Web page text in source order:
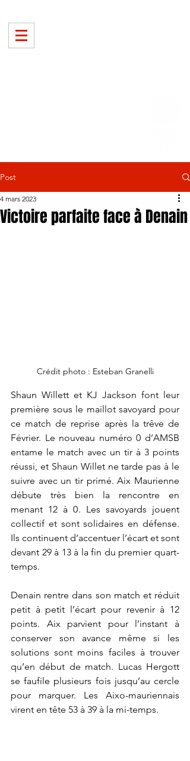
Post
Victoire parfaite face à Denain
4 mars 2023
Crédit photo : Esteban Granelli
Shaun Willett et KJ Jackson font leur
première sous le maillot savoyard pour
ce match de reprise après la trêve de
Février. Le nouveau numéro 0 d’AMSB
entame le match avec un tir à 3 points
réussi, et Shaun Willet ne tarde pas à le
suivre avec un tir primé. Aix Maurienne
débute très bien la rencontre en
menant 12 à 0. Les savoyards jouent
collectif et sont solidaires en défense.
Ils continuent d’accentuer l’écart et sont
devant 29 à 13 à la fin du premier quart-
temps.
Denain rentre dans son match et réduit
petit à petit l’écart pour revenir à 12
points. Aix parvient pour l’instant à
conserver son avance même si les
solutions sont moins faciles à trouver
qu’en début de match. Lucas Hergott
se faufile plusieurs fois jusqu’au cercle
pour marquer. Les Aixo-mauriennais
virent en tête 53 à 39 à la mi-temps.